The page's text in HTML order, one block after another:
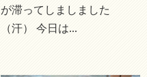
が滞ってしましました
（汗） 今日は...